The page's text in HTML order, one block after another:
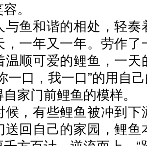
。
与鱼和谐的相处，轻
，一年又一年。劳作
温顺可爱的鲤鱼，一
一口，我一口”的用自
家门前鲤鱼的模样。
候，有些鲤鱼被冲到
送回自己的家园，鲤